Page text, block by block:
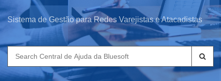
Sistema de Gestão para Redes Varejistas e Atacadistas
Search
for: